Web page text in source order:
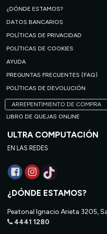
¿DÓNDE ESTAMOS?
DATOS BANCARIOS
POLÍTICAS DE PRIVACIDAD
POLÍTICAS DE COOKIES
AYUDA
PREGUNTAS FRECUENTES (FAQ)
POLÍTICAS DE DEVOLUCIÓN
ARREPENTIMIENTO DE COMPRA
LIBRO DE QUEJAS ONLINE
ULTRA COMPUTACIÓN
EN LAS REDES
¿DÓNDE ESTAMOS?
Peatonal Ignacio Arieta 3205,
4441 1280